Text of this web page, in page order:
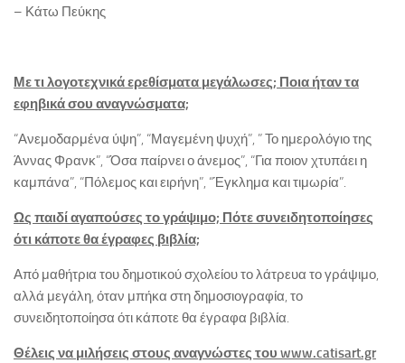
– Κάτω Πεύκης
Με τι λογοτεχνικά ερεθίσματα μεγάλωσες; Ποια ήταν τα
εφηβικά σου αναγνώσματα;
“Ανεμοδαρμένα ύψη”, “Μαγεμένη ψυχή”, ” Το ημερολόγιο της
Άννας Φρανκ”, “Όσα παίρνει ο άνεμος”, “Για ποιον χτυπάει η
καμπάνα”, “Πόλεμος και ειρήνη”, “Έγκλημα και τιμωρία”.
Ως παιδί αγαπούσες το γράψιμο; Πότε συνειδητοποίησες
ότι κάποτε θα έγραφες βιβλία;
Από μαθήτρια του δημοτικού σχολείου το λάτρευα το γράψιμο,
αλλά μεγάλη, όταν μπήκα στη δημοσιογραφία, το
συνειδητοποίησα ότι κάποτε θα έγραφα βιβλία.
Θέλεις να μιλήσεις στους αναγνώστες του www.catisart.gr